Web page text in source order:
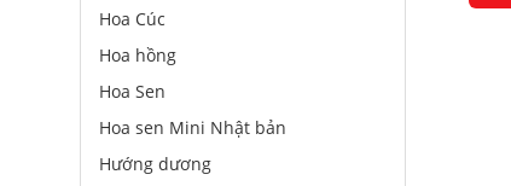
Hoa Cúc
Hoa hồng
Hoa Sen
Hoa sen Mini Nhật bản
Hướng dương